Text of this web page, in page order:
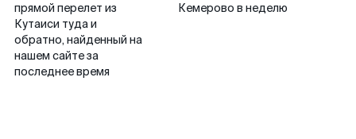
прямой перелет из
Кутаиси туда и
обратно, найденный на
нашем сайте за
последнее время
Кемерово в неделю